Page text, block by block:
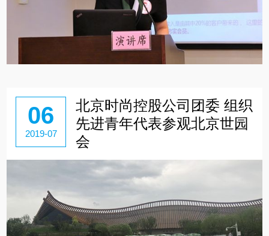
06
2019-07
北京时尚控股公司团委 组织
先进青年代表参观北京世园
会